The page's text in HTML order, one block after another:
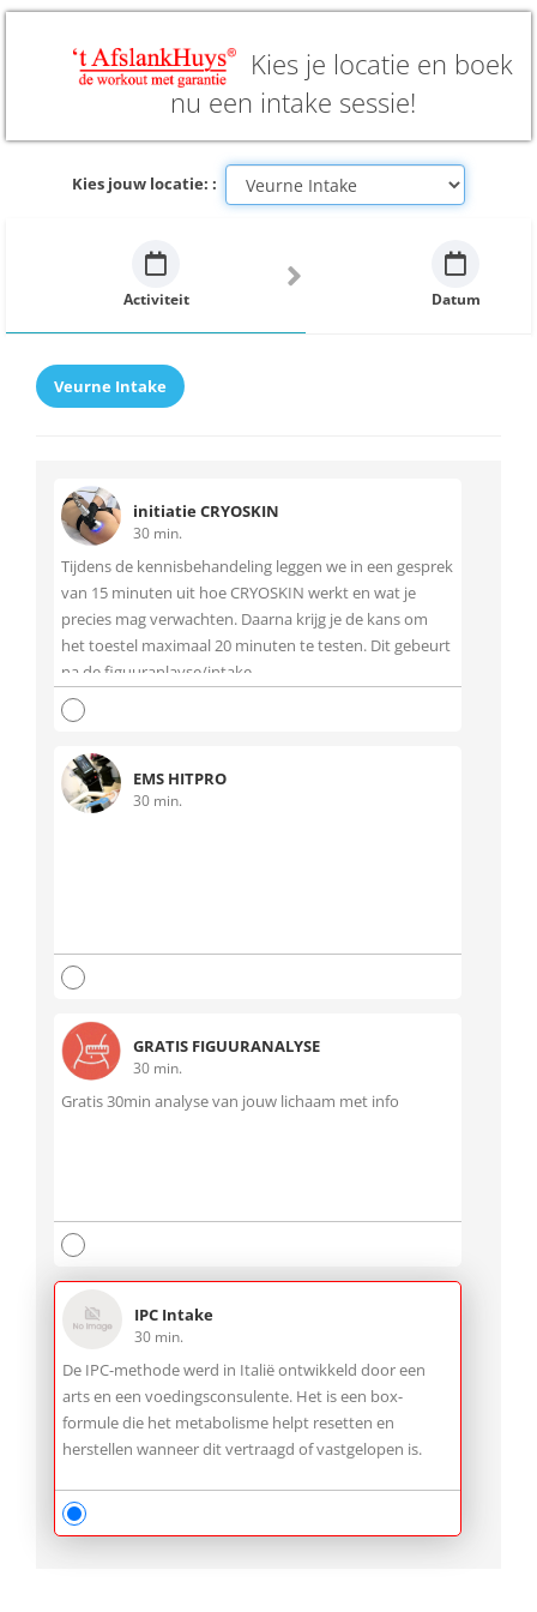
Kies je locatie en boek
nu een intake sessie!
Kies jouw locatie: :
Activiteit Datum
Veurne Intake
initiatie CRYOSKIN
30 min.
Tijdens de kennisbehandeling leggen we in een gesprek
van 15 minuten uit hoe CRYOSKIN werkt en wat je
precies mag verwachten. Daarna krijg je de kans om
het toestel maximaal 20 minuten te testen. Dit gebeurt
na de figuuranlayse/intake
EMS HITPRO
30 min.
GRATIS FIGUURANALYSE
30 min.
Gratis 30min analyse van jouw lichaam met info
IPC Intake
30 min.
De IPC-methode werd in Italië ontwikkeld door een
arts en een voedingsconsulente. Het is een box-
formule die het metabolisme helpt resetten en
herstellen wanneer dit vertraagd of vastgelopen is.